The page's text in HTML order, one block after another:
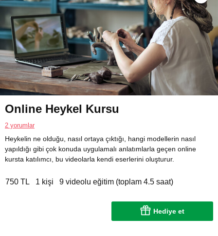
Online Heykel Kursu
2 yorumlar
Heykelin ne olduğu, nasıl ortaya çıktığı, hangi modellerin nasıl
yapıldığı gibi çok konuda uygulamalı anlatımlarla geçen online
kursta katılımcı, bu videolarla kendi eserlerini oluşturur.
750 TL 1 kişi 9 videolu eğitim (toplam 4.5 saat)
Hediye et